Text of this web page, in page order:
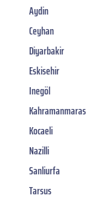
Aydin
Ceyhan
Diyarbakir
Eskisehir
Inegöl
Kahramanmaras
Kocaeli
Nazilli
Sanliurfa
Tarsus